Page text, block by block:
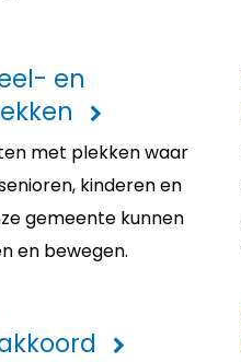
en
met plekken waar
kinderen en
gemeente kunnen
en bewegen.